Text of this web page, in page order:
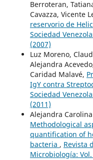
Berroteran,
Cavazza, Vicente
reservorio de
Sociedad
(2007)
Luz Moreno,
Alejandra
Caridad Malavé,
IgY contra
Sociedad
(2011)
Alejandra
Methodological
quantification of
bacteria , Revista
Microbiología: